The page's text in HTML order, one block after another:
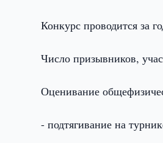
Конкурс проводится за
Число призывников,
Оценивание
- подтягивание на